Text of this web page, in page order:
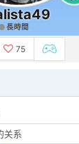
長時間
75
关系